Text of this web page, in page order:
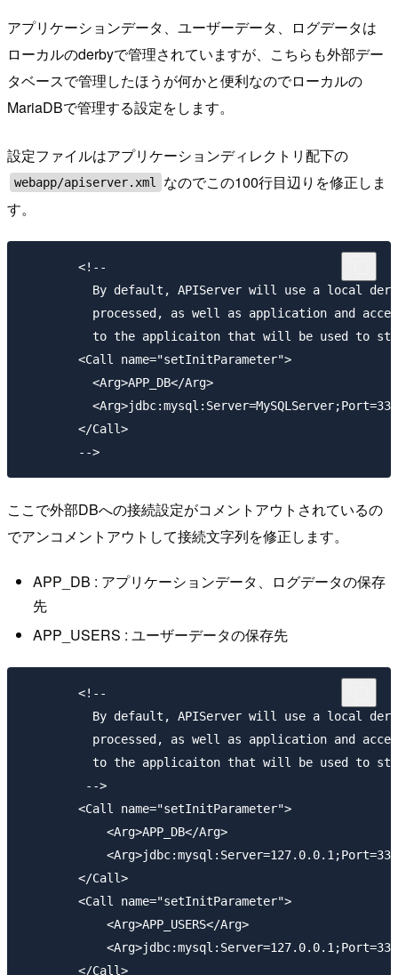
アプリケーションデータ、ユーザーデータ、ログデータは
ローカルのderbyで管理されていますが、こちらも外部デー
タベースで管理したほうが何かと便利なのでローカルの
MariaDBで管理する設定をします。
設定ファイルはアプリケーションディレクトリ配下の
webapp/apiserver.xml
なのでこの100行目辺りを修正しま
す。
        <!--
By default, APIServer will use a local
processed, as well as application and
to the applicaiton that will be used to
        <Call name="setInitParameter">
          <Arg>APP_DB</Arg>
        </Call>
ここで外部DBへの接続設定がコメントアウトされているの
でアンコメントアウトして接続文字列を修正します。
APP_DB : アプリケーションデータ、ログデータの保存
先
APP_USERS : ユーザーデータの保存先
        <!--
By default, APIServer will use a local
processed, as well as application and
to the applicaiton that will be used to
         -->
        <Call name="setInitParameter">
            <Arg>APP_DB</Arg>
        </Call>
        <Call name="setInitParameter">
            <Arg>APP_USERS</Arg>